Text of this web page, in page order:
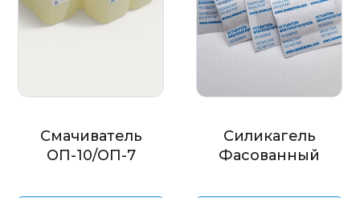
Смачиватель
ОП-10/ОП-7
Силикагель
Фасованный